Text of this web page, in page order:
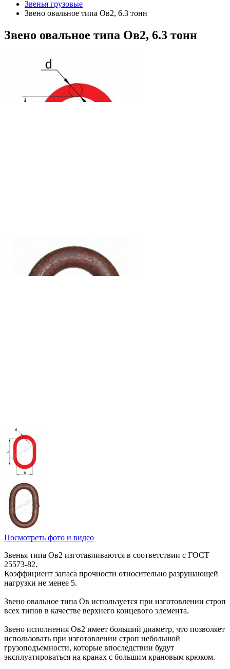
Звенья грузовые
Звено овальное типа Ов2, 6.3 тонн
Звено овальное типа Ов2, 6.3 тонн
Посмотреть фото и видео
Звенья типа Ов2 изготавливаются в соответствии с ГОСТ
25573-82.
Коэффициент запаса прочности относительно разрушающей
нагрузки не менее 5.
Звено овальное типа Ов используется при изготовлении строп
всех типов в качестве верхнего концевого элемента.
Звено исполнения Ов2 имеет больший диаметр, что позволяет
использовать при изготовлении строп небольшой
грузоподъемности, которые впоследствии будут
эксплуатироваться на кранах с большим крановым крюком.